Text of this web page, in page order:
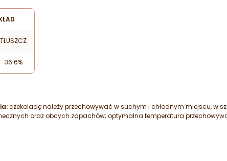
TŁUSZCZ
36.6%
czekoladę należy przechowywać w suchym i chłodnym miejscu, w
oraz obcych zapachów; optymalna temperatura